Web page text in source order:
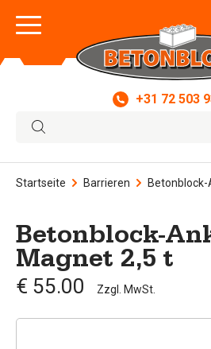
+31 72 503
Startseite Barrieren
Betonblock-
Magnet 2,5 t
€ 55.00 Zzgl. MwSt.